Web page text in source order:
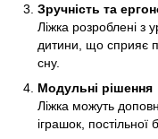
Зручність та
Ліжка розроблені з
дитини, що сприяє
сну.
Модульні рішення
Ліжка можуть
іграшок, постільної